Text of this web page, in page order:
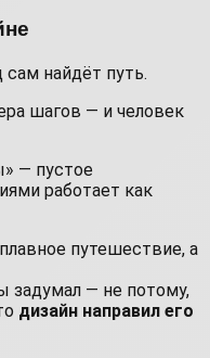
найдёт путь.
шагов — и человек
— пустое
работает как
путешествие, а
задумал — не потому,
дизайн направил его